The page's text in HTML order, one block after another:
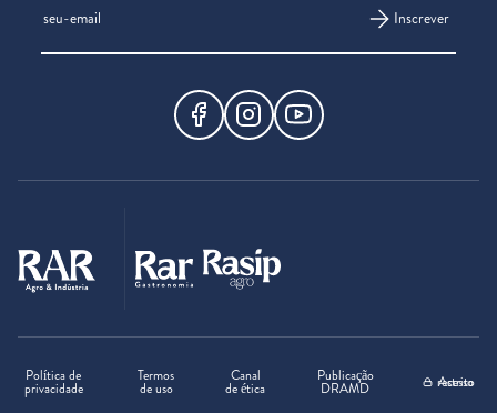
Inscrever
Política de
privacidade
Termos
de uso
Canal
de ética
Publicação
DRAMD Acesso restrito